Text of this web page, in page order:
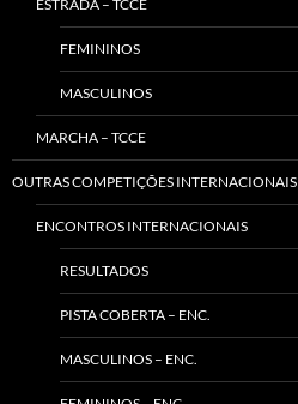
ESTRADA – TCCE
FEMININOS
MASCULINOS
MARCHA – TCCE
OUTRAS COMPETIÇÕES INTERNACIONAIS
ENCONTROS INTERNACIONAIS
RESULTADOS
PISTA COBERTA – ENC.
MASCULINOS – ENC.